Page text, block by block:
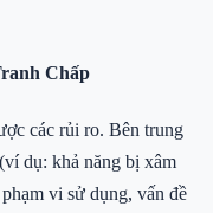
Chấp
các rủi ro. Bên trung
dụ: khả năng bị xâm
vi sử dụng, vấn đề